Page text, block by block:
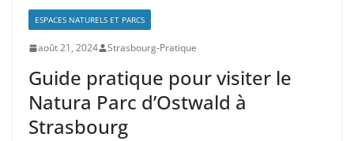
ESPACES NATURELS ET PARCS
août 21, 2024 Strasbourg-Pratique
Guide pratique pour visiter le
Natura Parc d’Ostwald à
Strasbourg